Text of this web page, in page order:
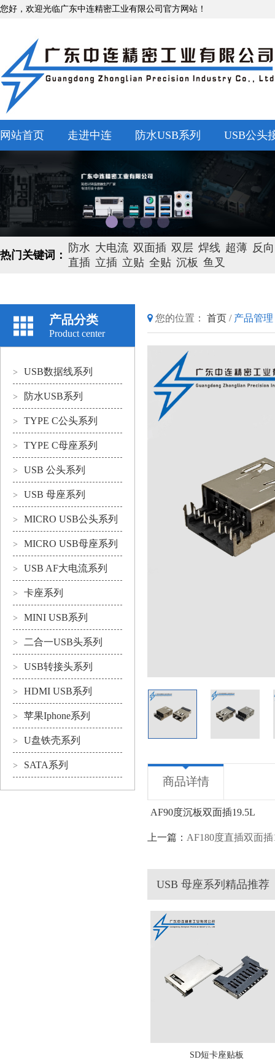
您好，欢迎光临广东中连精密工业有限公司官方网站！
网站首页 走进中连 防水USB系列 USB公头
热门关键词：
防水 大电流 双面插 双层 焊线 超薄 反向
直插 立插 立贴 全贴 沉板 鱼叉
产品分类
Product center
> USB数据线系列
> 防水USB系列
> TYPE C公头系列
> TYPE C母座系列
> USB 公头系列
> USB 母座系列
> MICRO USB公头系列
> MICRO USB母座系列
> USB AF大电流系列
> 卡座系列
> MINI USB系列
> 二合一USB头系列
> USB转接头系列
> HDMI USB系列
> 苹果Iphone系列
> U盘铁壳系列
> SATA系列
您的位置： 首页 / 产品管理
商品详情
AF90度沉板双面插19.5L
上一篇： AF180度直插双面插
USB 母座系列精品推荐
SD短卡座贴板